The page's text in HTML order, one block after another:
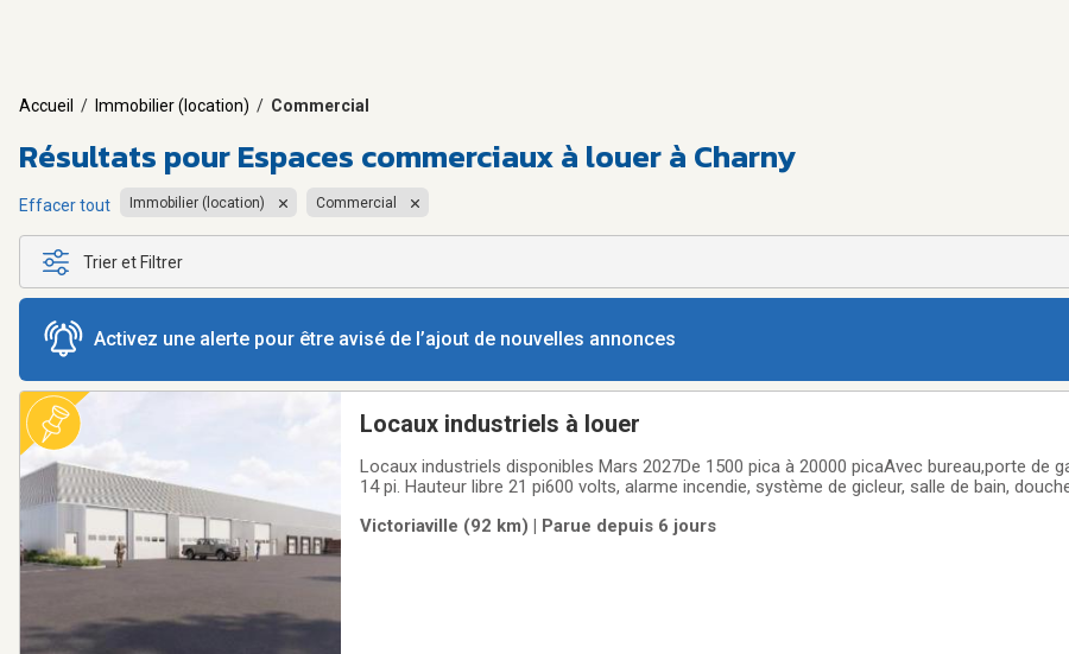
Accueil / Immobilier (location) / Commercial
Résultats pourEspaces commerciaux à louer à Charny
Effacer tout Immobilier (location) Commercial
Trier et Filtrer
Activez une alerte pour être avisé de l’ajout de nouvelles annonces
Locaux industriels à louer
Locaux industriels disponibles Mars 2027De 1500 pica à 20000 picaAvec bureau,porte de
14 pi. Hauteur libre 21 pi600 volts, alarme incendie, système de gicleur, salle de bain,
Victoriaville.Réservez dès
Victoriaville (92 km) | Parue depuis 6 jours